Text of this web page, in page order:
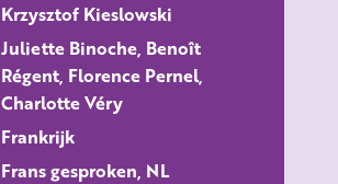
Educatie
Kaartverkoop en
Tarieven
Over Het Ketelhuis
Vacatures
ALLE FILMS
Krzysztof Kieslowski
Juliette Binoche, Benoît
Régent, Florence Pernel,
Charlotte Véry
Frankrijk
Frans gesproken, NL